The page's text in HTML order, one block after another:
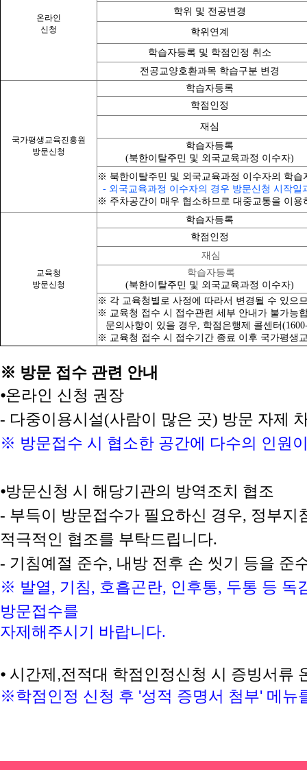
온라인
신청
학위 및 전공변경
학위연계
학습자등록 및 학점인정 취소
전공교양호환과목 학습구분 변경
국가평생교육진흥원
방문신청
학습자등록
학점인정
재심
학습자등록
(북한이탈주민 및 외국교육과정 이수자)
※ 북한이탈주민 및 외국교육과정 이수자의 학습
- 외국교육과정 이수자의 경우 방문신청 시작
※ 주차공간이 매우 협소하므로 대중교통을 이
교육청
방문신청
학습자등록
학점인정
재심
학습자등록
(북한이탈주민 및 외국교육과정 이수자)
※ 각 교육청별로 사정에 따라서 변경될 수 있으
※ 교육청 접수 시 접수관련 세부 안내가 불가능
문의사항이 있을 경우, 학점은행제 콜센터
※ 교육청 접수 시 접수기간 종료 이후 국가평생
※ 방문 접수 관련 안내
⦁온라인 신청 권장
- 다중이용시설(사람이 많은 곳) 방문 자제
※ 방문접수 시 협소한 공간에 다수의 인원
⦁방문신청 시 해당기관의 방역조치 협조
- 부득이 방문접수가 필요하신 경우, 정부지
적극적인 협조를 부탁드립니다.
- 기침예절 준수, 내방 전후 손 씻기 등을 준
※ 발열, 기침, 호흡곤란, 인후통, 두통 등 독
방문접수를
자제해주시기 바랍니다.
⦁ 시간제,전적대 학점인정신청 시 증빙서류
※학점인정 신청 후 '성적 증명서 첨부' 메뉴